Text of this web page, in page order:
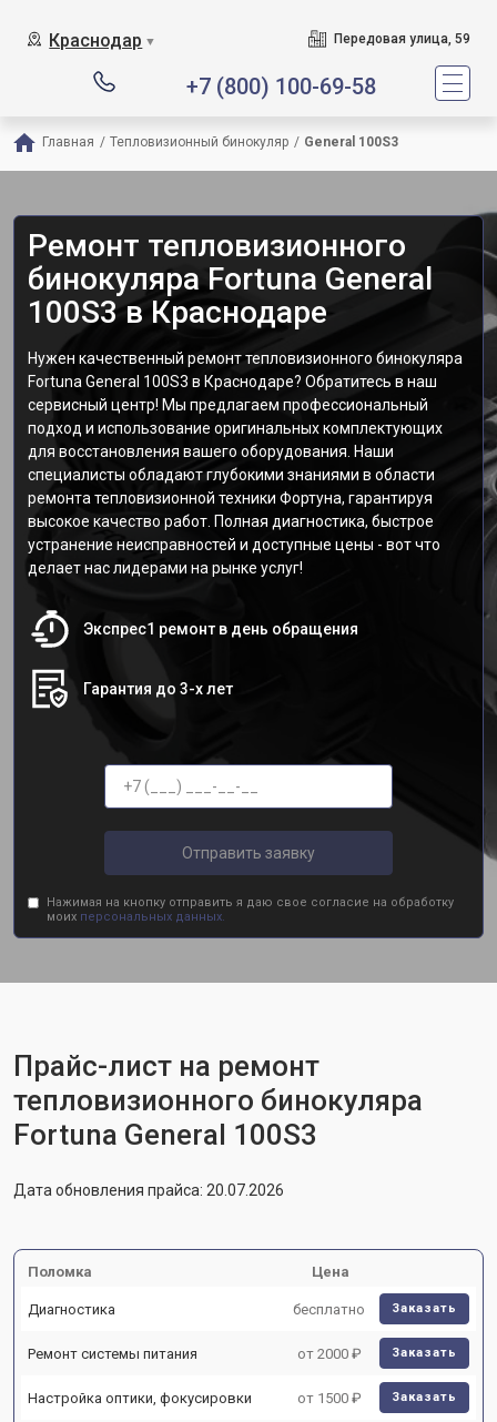
Краснодар ▼ Передовая улица, 59
+7 (800) 100-69-58
Главная / Тепловизионный бинокуляр / General 100S3
Ремонт тепловизионного
бинокуляра Fortuna General
100S3 в Краснодаре
Нужен качественный ремонт тепловизионного бинокуляра
Fortuna General 100S3 в Краснодаре? Обратитесь в наш
сервисный центр! Мы предлагаем профессиональный
подход и использование оригинальных комплектующих
для восстановления вашего оборудования. Наши
специалисты обладают глубокими знаниями в области
ремонта тепловизионной техники Фортуна, гарантируя
высокое качество работ. Полная диагностика, быстрое
устранение неисправностей и доступные цены - вот что
делает нас лидерами на рынке услуг!
Экспрес1 ремонт в день обращения
Гарантия до 3-х лет
Отправить заявку
Нажимая на кнопку отправить я даю свое согласие на обработку
моих персональных данных.
Прайс-лист на ремонт
тепловизионного бинокуляра
Fortuna General 100S3
Дата обновления прайса: 20.07.2026
Поломка Цена
Диагностика бесплатно Заказать
Ремонт системы питания от 2000 ₽ Заказать
Настройка оптики, фокусировки от 1500 ₽ Заказать